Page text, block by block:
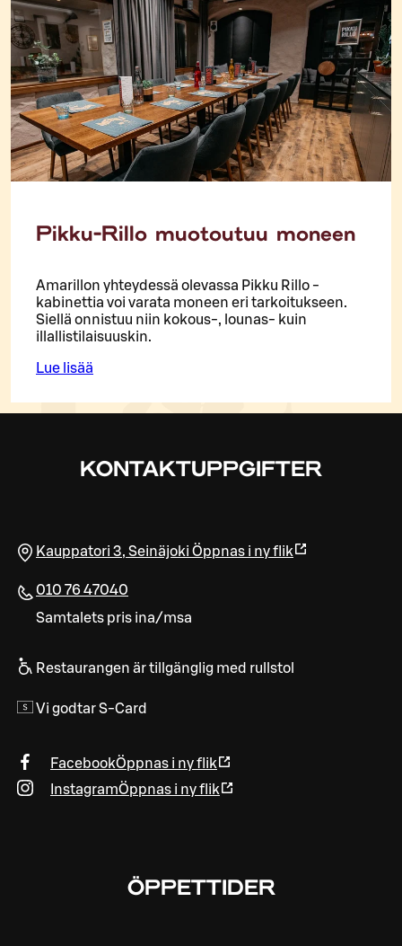
Pikku-Rillo muotoutuu moneen
Amarillon yhteydessä olevassa Pikku Rillo -
kabinettia voi varata moneen eri tarkoitukseen.
Siellä onnistuu niin kokous-, lounas- kuin
illallistilaisuuskin.
Lue lisää
KONTAKTUPPGIFTER
Kauppatori 3, Seinäjoki Öppnas i ny flik
010 76 47040
Samtalets pris ina/msa
Restaurangen är tillgänglig med rullstol
Vi godtar S-Card
FacebookÖppnas i ny flik
InstagramÖppnas i ny flik
ÖPPETTIDER